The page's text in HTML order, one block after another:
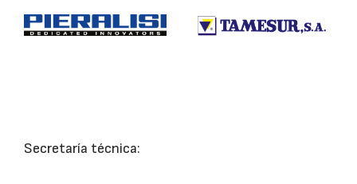
Secretaría técnica: